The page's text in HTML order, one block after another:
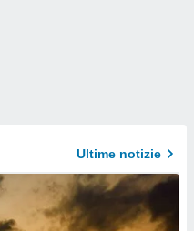
Ultime notizie